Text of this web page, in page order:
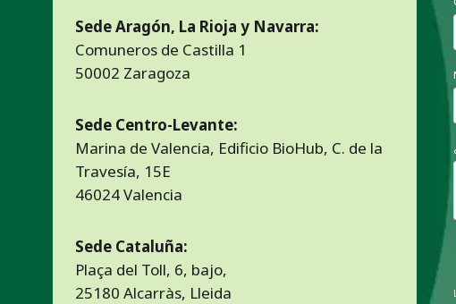
Sede Aragón, La Rioja y Navarra:
Comuneros de Castilla 1
50002 Zaragoza
Sede Centro-Levante:
Marina de Valencia, Edificio BioHub, C. de la
Travesía, 15E
46024 Valencia
Sede Cataluña:
Plaça del Toll, 6, bajo,
25180 Alcarràs, Lleida